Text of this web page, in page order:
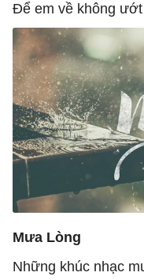
Để em về không
Mưa Lòng
Những khúc nhạc